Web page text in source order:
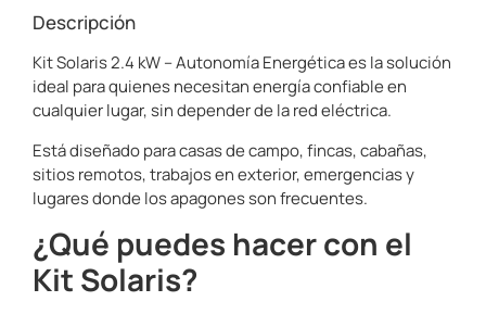
Descripción
Kit Solaris 2.4 kW – Autonomía Energética es la solución
ideal para quienes necesitanenergía confiable en
cualquier lugar, sin depender de la red eléctrica.
Está diseñado paracasas de campo, fincas, cabañas,
sitios remotos, trabajos en exterior, emergencias y
lugares donde los apagones son frecuentes.
¿Qué puedes hacer con el
Kit Solaris?